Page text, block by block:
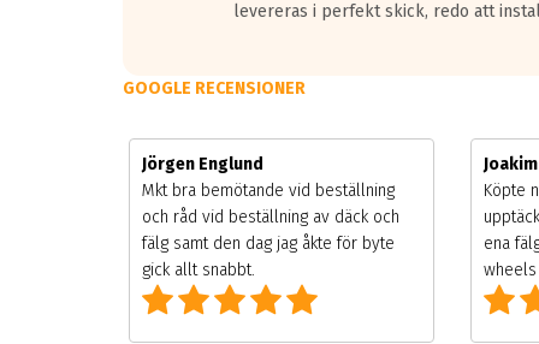
levereras i perfekt skick, redo att
GOOGLE RECENSIONER
Jörgen Englund
Mkt bra bemötande vid beställning
och råd vid beställning av däck och
fälg samt den dag jag åkte för byte
gick allt snabbt.
Köpte
ena